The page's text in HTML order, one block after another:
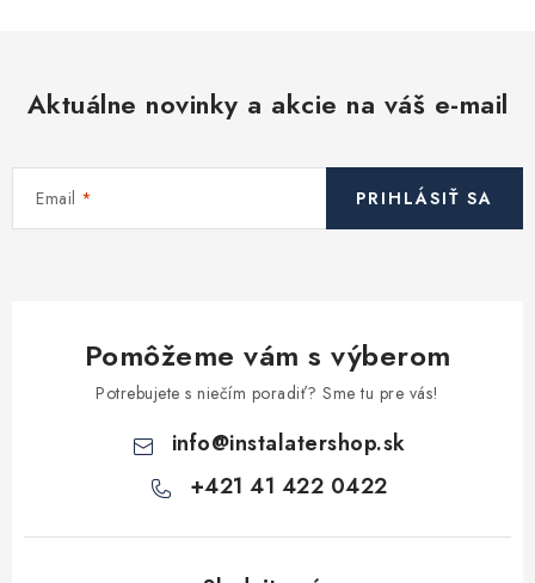
Aktuálne novinky a akcie na váš e-mail
Email PRIHLÁSIŤ SA
Pomôžeme vám s výberom
Potrebujete s niečím poradiť? Sme tu pre vás!
info@instalatershop.sk
+421 41 422 0422